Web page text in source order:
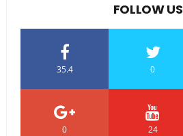
FOLLOW US
35.4 0
0 24